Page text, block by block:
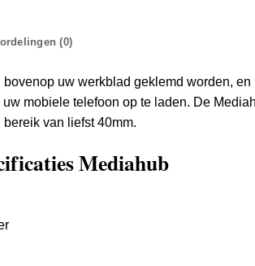
(0)
bovenop uw werkblad geklemd worden,
uw mobiele telefoon op te laden. De
van liefst 40mm.
Mediahub